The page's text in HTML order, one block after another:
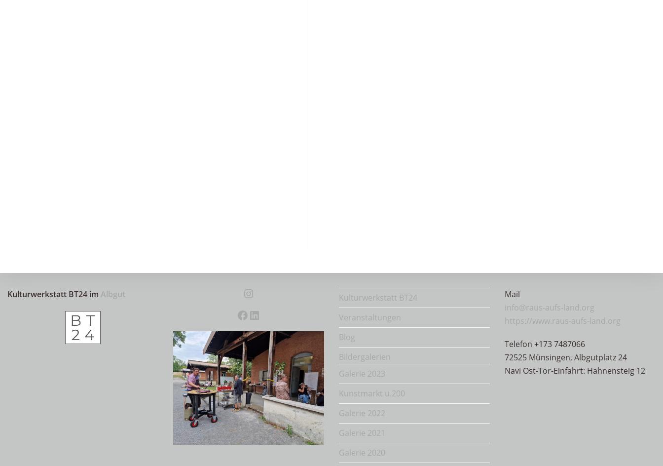
Kulturwerkstatt BT24 im Albgut Instagram
FacebookLinkedIn
Kulturwerkstatt BT24
Veranstaltungen
Blog
Bildergalerien
Galerie 2023
Kunstmarkt u.200
Galerie 2022
Galerie 2021
Galerie 2020
Mail
info@raus-aufs-land.org
https://www.raus-aufs-land.org
Telefon +173 7487066
72525 Münsingen, Albgutplatz 24
Navi Ost-Tor-Einfahrt: Hahnensteig 12